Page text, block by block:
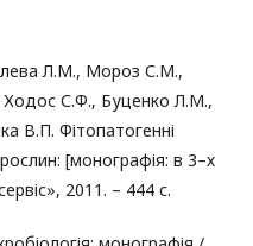
Л.М., Мороз С.М.,
С.Ф., Буценко Л.М.,
В.П. Фітопатогенні
[монографія: в 3–х
2011. – 444 с.